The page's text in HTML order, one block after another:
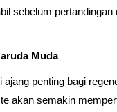
sebelum
Muda
ajang penting bagi
akan semakin